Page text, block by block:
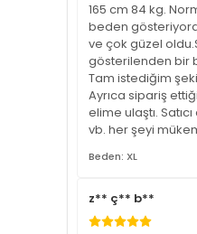
165 cm 84 kg.
beden
ve çok güzel
gösterilenden bir
Tam istediğim
Ayrıca sipariş
elime ulaştı.
vb. her şeyi
Beden: XL
z** ç** b**